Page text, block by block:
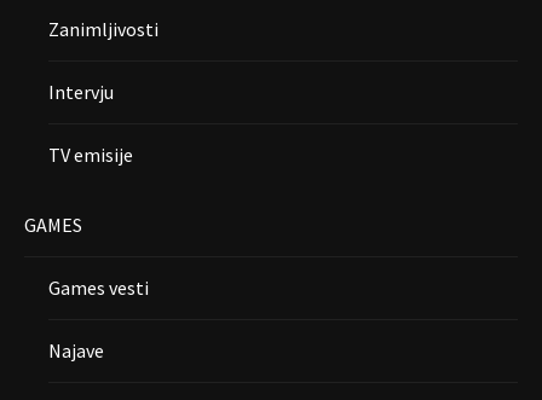
Zanimljivosti
Intervju
TV emisije
GAMES
Games vesti
Najave